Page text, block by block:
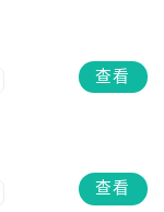
查看
查看